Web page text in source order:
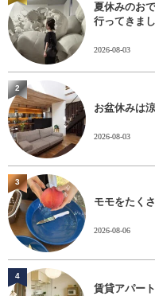
夏休みのお
行ってきま
2026-08-03
お盆休みは
2026-08-03
2
モモをたく
2026-08-06
3
賃貸アパー
4